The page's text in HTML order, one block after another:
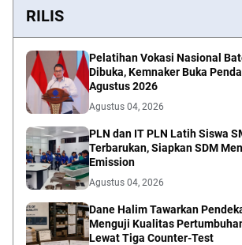
RILIS
Pelatihan Vokasi Nasional
Dibuka, Kemnaker Buka
Agustus 2026
Agustus 04, 2026
PLN dan IT PLN Latih Siswa
Terbarukan, Siapkan SDM
Emission
Agustus 04, 2026
Dane Halim Tawarkan
Menguji Kualitas
Lewat Tiga Counter-Test